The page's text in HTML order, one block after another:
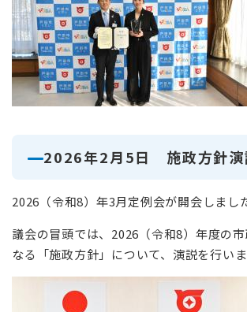
2026年2月5日 施政方針演
2026（令和8）年3月定例会が開会しまし
議会の冒頭では、2026（令和8）年度の
なる「施政方針」について、演説を行いま